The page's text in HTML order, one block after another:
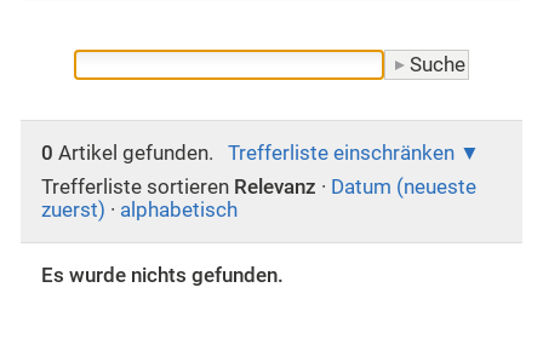
0 Artikel gefunden.
Trefferliste einschränken
Trefferliste sortieren Relevanz · Datum (neueste
zuerst) · alphabetisch
Es wurde nichts gefunden.